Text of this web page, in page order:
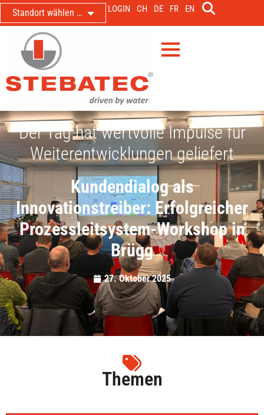
Standort wählen … LOGIN CH DE FR EN
Der Tag hat wertvolle Impulse für
Weiterentwicklungen geliefert
Kundendialog als
Innovationstreiber: Erfolgreicher
Prozessleitsystem-Workshop in
Brügg
27. Oktober 2025
Themen